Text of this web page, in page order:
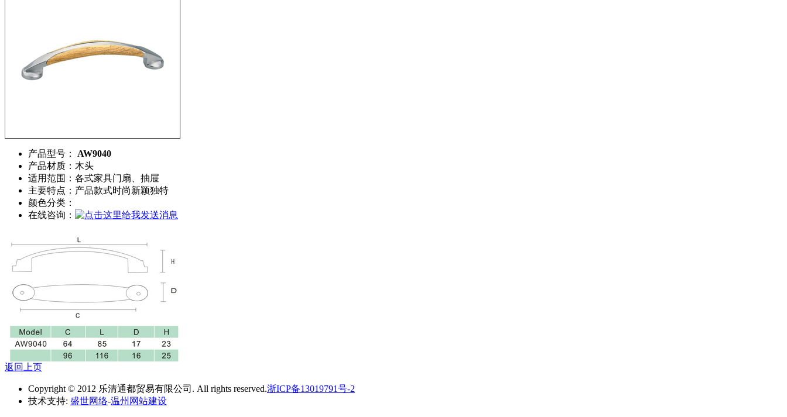
产品型号：
AW9040
产品材质：木头
适用范围：各式家具门扇、抽屉
主要特点：产品款式时尚新颖独特
颜色分类：
在线咨询：
返回上页
Copyright © 2012 乐清通都贸易有限公司. All rights reserved.浙ICP备13019791号-2
技术支持: 盛世网络-温州网站建设